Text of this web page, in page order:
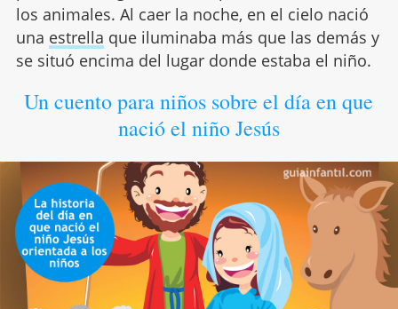
los animales. Al caer la noche, en el cielo nació
una estrella que iluminaba más que las demás y
se situó encima del lugar donde estaba el niño.
Un cuento para niños sobre el día en que
nació el niño Jesús